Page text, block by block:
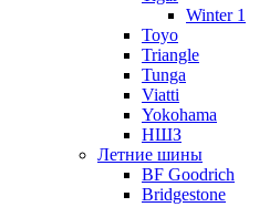
Winter 1
Toyo
Triangle
Tunga
Viatti
Yokohama
НШЗ
Летние шины
BF Goodrich
Bridgestone